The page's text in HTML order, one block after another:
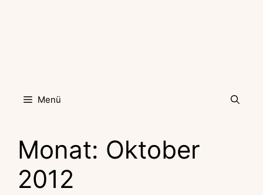
Menü
Monat: Oktober
2012